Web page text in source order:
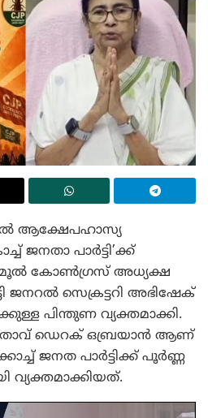
ആക്ഷേപഹാസ്യ
ജനതാ പാർട്ടി’ക്ക്
കോൺഗ്രസ് അധ്യക്ഷ
ജനറൽ സെക്രട്ടറി അഭിഷേക്
പിന്തുണ വ്യക്തമാക്കി.
ഡെറക് ഒബ്രയാൻ ആണ്
ജനത പാർട്ടിക്ക് പൂർണ്ണ
വ്യക്തമാക്കിയത്.